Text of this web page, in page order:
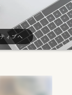
ィブへ